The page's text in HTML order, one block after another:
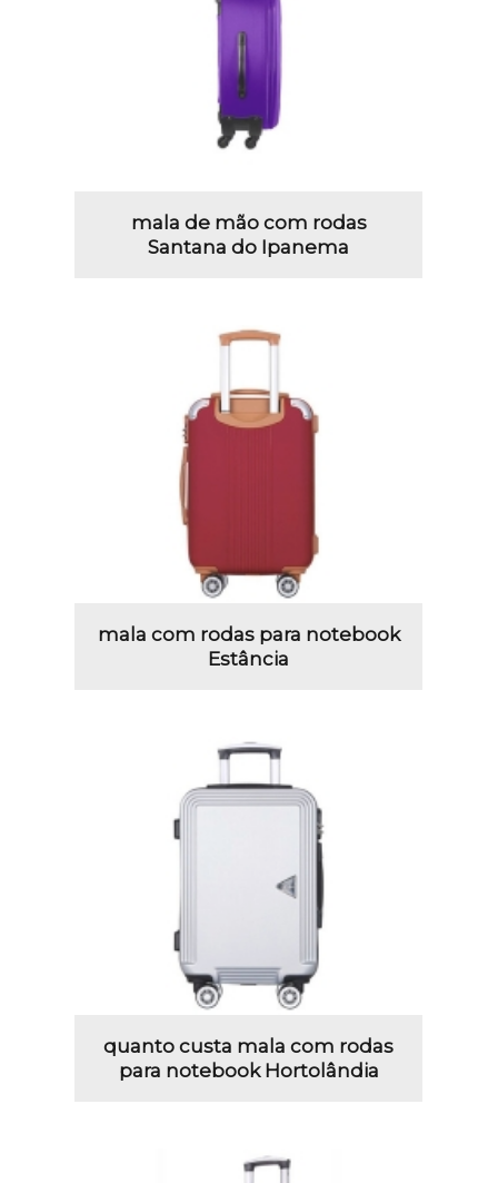
mala de mão com rodas
Santana do Ipanema
mala com rodas para notebook
Estância
quanto custa mala com rodas
para notebook Hortolândia